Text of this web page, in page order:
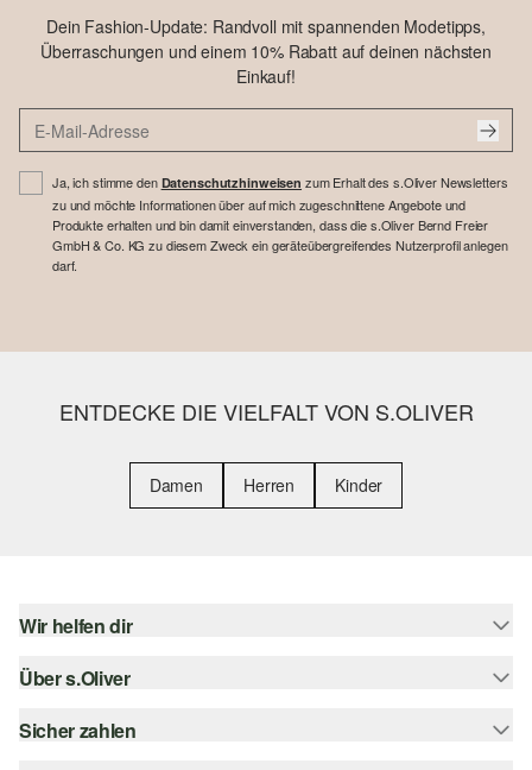
Dein Fashion-Update: Randvoll mit spannenden Modetipps,
Überraschungen und einem 10% Rabatt auf deinen nächsten
Einkauf!
Ja, ich stimme den Datenschutzhinweisen zum Erhalt des s.Oliver Newsletters
zu und möchte Informationen über auf mich zugeschnittene Angebote und
Produkte erhalten und bin damit einverstanden, dass die s.Oliver Bernd Freier
GmbH & Co. KG zu diesem Zweck ein geräteübergreifendes Nutzerprofil anlegen
darf.
ENTDECKE DIE VIELFALT VON S.OLIVER
Damen Herren Kinder
Wir helfen dir
Hilfe & FAQ
Größenberatung
Über s.Oliver
s.Oliver Magazin
Sicher zahlen